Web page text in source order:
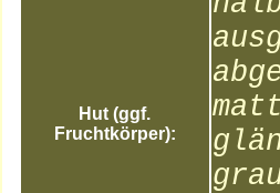
Hut (ggf.
Fruchtkörper):